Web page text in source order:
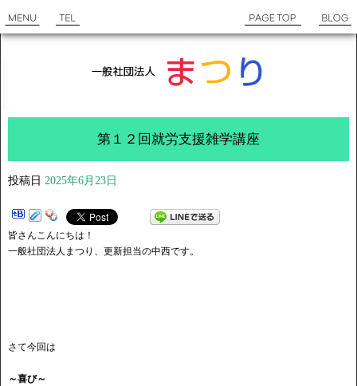
第１２回就労支援雑学講座
投稿日 2025年6月23日
皆さんこんにちは！
一般社団法人まつり、更新担当の中西です。
さて今回は
～喜び～